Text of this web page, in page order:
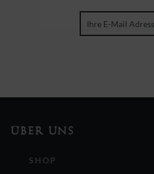
ÜBER UNS
SHOP